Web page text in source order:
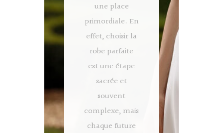
une place
primordiale. En
effet, choisir la
robe parfaite
est une étape
sacrée et
souvent
complexe, mais
chaque future